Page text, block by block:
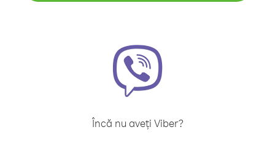
Încă nu aveți Viber?